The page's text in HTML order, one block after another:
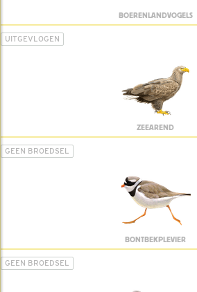
BOERENLANDVOGELS
UITGEVLOGEN
ZEEAREND
GEEN BROEDSEL
BONTBEKPLEVIER
GEEN BROEDSEL